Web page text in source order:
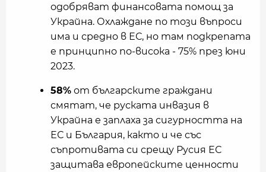
одобряват финансовата помощ за
Украйна. Охлаждане по този въпроси
има и средно в ЕС, но там подкрепата
е принципно по-висока - 75% през юни
2023.
58% от българските граждани
смятат, че руската инвазия в
Украйна е заплаха за сигурността на
ЕС и България, както и че със
съпротивата си срещу Русия ЕС
защитава европейските ценности